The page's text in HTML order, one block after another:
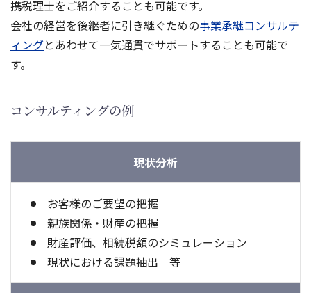
携税理士をご紹介することも可能です。
会社の経営を後継者に引き継ぐための事業承継コンサルテ
ィングとあわせて一気通貫でサポートすることも可能で
す。
コンサルティングの例
現状分析
お客様のご要望の把握
親族関係・財産の把握
財産評価、相続税額のシミュレーション
現状における課題抽出 等